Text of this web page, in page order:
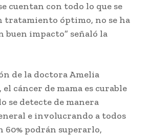
cuentan con todo lo que se
tratamiento óptimo, no se ha
buen impacto” señaló la
de la doctora Amelia
cáncer de mama es curable
se detecte de manera
e involucrando a todos
60% podrán superarlo,